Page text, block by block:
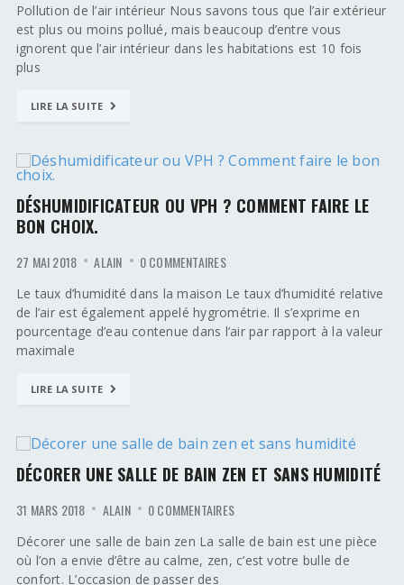
Pollution de l’air intérieur Nous savons tous que l’air extérieur
est plus ou moins pollué, mais beaucoup d’entre vous
ignorent que l’air intérieur dans les habitations est 10 fois
plus
LIRE LA SUITE
DÉSHUMIDIFICATEUR OU VPH ? COMMENT FAIRE LE
BON CHOIX.
27 MAI 2018 ALAIN 0 COMMENTAIRES
Le taux d’humidité dans la maison Le taux d’humidité relative
de l’air est également appelé hygrométrie. Il s’exprime en
pourcentage d’eau contenue dans l’air par rapport à la valeur
maximale
LIRE LA SUITE
DÉCORER UNE SALLE DE BAIN ZEN ET SANS HUMIDITÉ
31 MARS 2018 ALAIN 0 COMMENTAIRES
Décorer une salle de bain zen La salle de bain est une pièce
où l’on a envie d’être au calme, zen, c’est votre bulle de
confort. L’occasion de passer des